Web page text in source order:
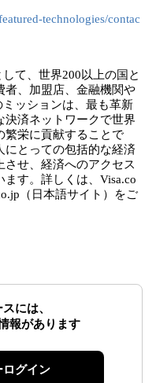
technologies/contac
て、世界200以上の国と
者、加盟店、金融機関や
ッションは、最も革新
決済ネットワークで世界
繁栄に貢献することで
にとっての包括的な経済
させ、経済へのアクセス
す。詳しくは、Visa.co
（日本語サイト）をご
には、
報があります
ログイン